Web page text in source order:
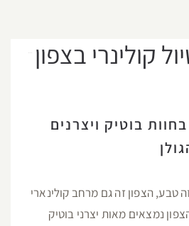
קולינרי בצפון
בוטיק ויצרנים
טבע, הצפון זה גם מרחב קולינארי
נמצאים מאות יצרני בוטיק